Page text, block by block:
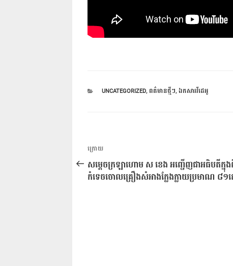
CATEGORIES
UNCATEGORIZED, ពត៌មានថ្មីៗ,ឯកសារវីដេអូ
ការ​
នាំទិស​
ប្រកាស
អត្ថបទ
មុន
ក្រោយ
សម្ដេចក្រឡាហោម ស ខេង អញ្ជើញជាអធិបតីក្នុ
កំទេចចោលគ្រឿងសំអាងក្លែងក្លាយប្រមាណ ៨១